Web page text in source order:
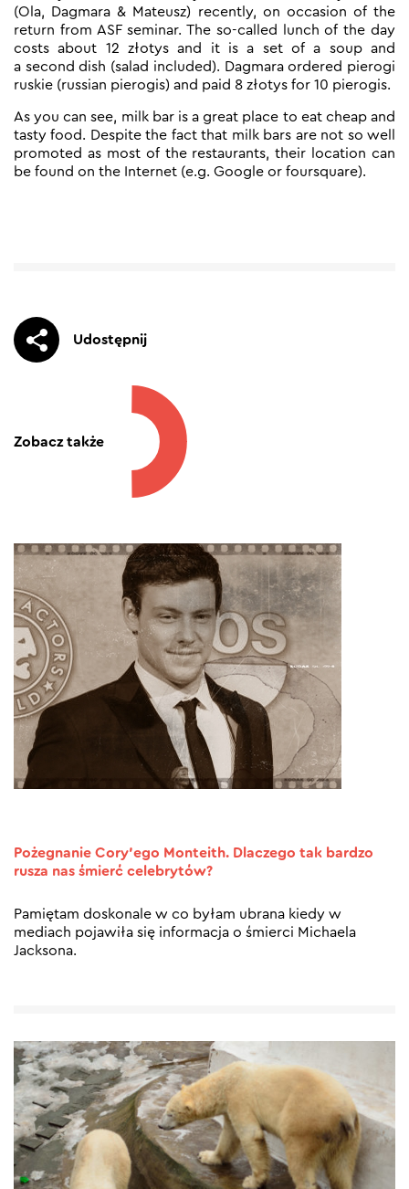
(Ola, Dagmara & Mateusz) recently, on occasion of the
return from ASF seminar. The so-called lunch of the day
costs about 12 złotys and it is a set of a soup and
a second dish (salad included). Dagmara ordered pierogi
ruskie (russian pierogis) and paid 8 złotys for 10 pierogis.
As you can see, milk bar is a great place to eat cheap and
tasty food. Despite the fact that milk bars are not so well
promoted as most of the restaurants, their location can
be found on the Internet (e.g. Google or foursquare).
Udostępnij
Zobacz także
Pożegnanie Cory’ego Monteith. Dlaczego tak bardzo
rusza nas śmierć celebrytów?
Pamiętam doskonale w co byłam ubrana kiedy w
mediach pojawiła się informacja o śmierci Michaela
Jacksona.